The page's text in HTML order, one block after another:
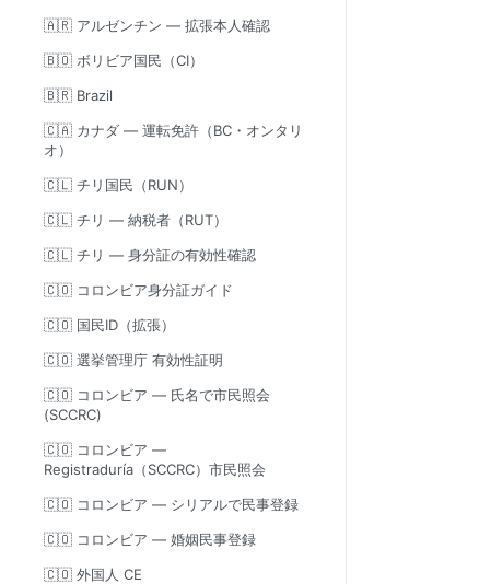
🇦🇷 アルゼンチン — 拡張本人確認
🇧🇴 ボリビア国民（CI）
🇧🇷 Brazil
🇨🇦 カナダ — 運転免許（BC・オンタリ
オ）
🇨🇱 チリ国民（RUN）
🇨🇱 チリ — 納税者（RUT）
🇨🇱 チリ — 身分証の有効性確認
🇨🇴 コロンビア身分証ガイド
🇨🇴 国民ID（拡張）
🇨🇴 選挙管理庁 有効性証明
🇨🇴 コロンビア — 氏名で市民照会
(SCCRC)
🇨🇴 コロンビア —
Registraduría（SCCRC）市民照会
🇨🇴 コロンビア — シリアルで民事登録
🇨🇴 コロンビア — 婚姻民事登録
🇨🇴 外国人 CE